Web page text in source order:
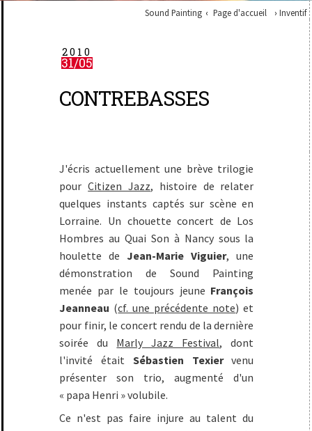
Sound Painting Page d'accueil Inventif
2010
31/05
CONTREBASSES
J'écris actuellement une brève trilogie
pourCitizen Jazz, histoire de relater
quelques instants captés sur scène en
Lorraine. Un chouette concert de Los
Hombres au Quai Son à Nancy sous la
houlette deJean-Marie Viguier, une
démonstration de Sound Painting
menée par le toujours jeune François
Jeanneau (cf. une précédente note) et
pour finir, le concert rendu de la dernière
soirée du Marly Jazz Festival, dont
l'invité était Sébastien Texiervenu
présenter son trio, augmenté d'un
« papa Henri » volubile.
Ce n'est pas faire injure au talent du